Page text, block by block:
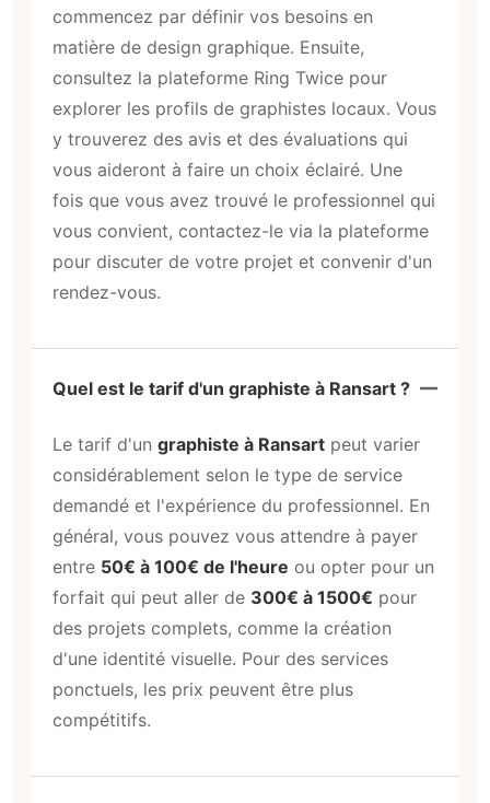
commencez par définir vos besoins en
matière de design graphique. Ensuite,
consultez la plateforme Ring Twice pour
explorer les profils de graphistes locaux. Vous
y trouverez des avis et des évaluations qui
vous aideront à faire un choix éclairé. Une
fois que vous avez trouvé le professionnel qui
vous convient, contactez-le via la plateforme
pour discuter de votre projet et convenir d'un
rendez-vous.
Quel est le tarif d'un graphiste à Ransart ?
Le tarif d'un graphiste à Ransart peut varier
considérablement selon le type de service
demandé et l'expérience du professionnel. En
général, vous pouvez vous attendre à payer
entre 50€ à 100€ de l'heure ou opter pour un
forfait qui peut aller de 300€ à 1500€ pour
des projets complets, comme la création
d'une identité visuelle. Pour des services
ponctuels, les prix peuvent être plus
compétitifs.